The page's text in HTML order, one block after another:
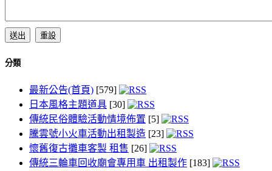
分類
最新公告(首頁) [579]
日本風格主題道具 [30]
傳統民俗體驗活動情境佈置 [5]
騰雲號小火車活動出租製造 [23]
懷舊復古攤車客製 租售 [26]
傳統三輪車回收廟會專用車 出租製作 [183]